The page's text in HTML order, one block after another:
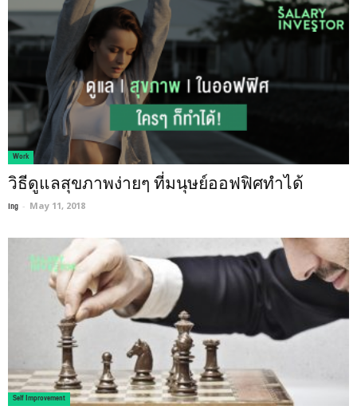
Work
วิธีดูแลสุขภาพง่ายๆ ที่มนุษย์ออฟฟิศทำได้
Ing - May 11, 2018
Self Improvement